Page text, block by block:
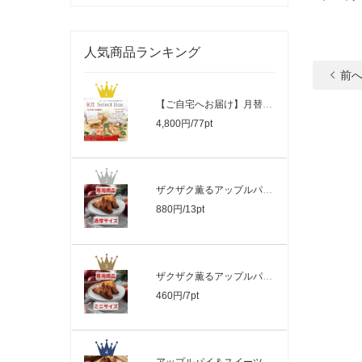
人気商品ランキング
【ご自宅へお届け】月替わり Select Box
4,800円/77pt
ザクザク薫るアップルパイ_通常サイズ
880円/13pt
ザクザク薫るアップルパイ_ミニサイズ
460円/7pt
前へ